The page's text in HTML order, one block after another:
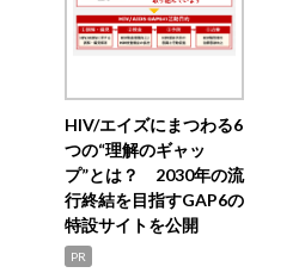
HIV/エイズにまつわる6
つの“理解のギャッ
プ”とは？ 2030年の流
行終結を目指すGAP6の
特設サイトを公開
PR